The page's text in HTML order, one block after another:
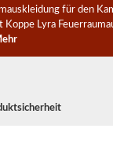
für den
Koppe Lyra